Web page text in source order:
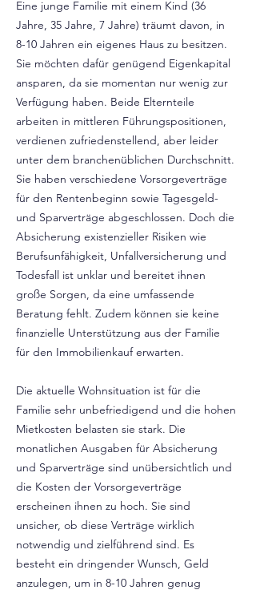
Eine junge Familie mit einem Kind (36
Jahre, 35 Jahre, 7 Jahre) träumt davon, in
8-10 Jahren ein eigenes Haus zu besitzen.
Sie möchten dafür genügend Eigenkapital
ansparen, da sie momentan nur wenig zur
Verfügung haben. Beide Elternteile
arbeiten in mittleren Führungspositionen,
verdienen zufriedenstellend, aber leider
unter dem branchenüblichen Durchschnitt.
Sie haben verschiedene Vorsorgeverträge
für den Rentenbeginn sowie Tagesgeld-
und Sparverträge abgeschlossen. Doch die
Absicherung existenzieller Risiken wie
Berufsunfähigkeit, Unfallversicherung und
Todesfall ist unklar und bereitet ihnen
große Sorgen, da eine umfassende
Beratung fehlt. Zudem können sie keine
finanzielle Unterstützung aus der Familie
für den Immobilienkauf erwarten.
Die aktuelle Wohnsituation ist für die
Familie sehr unbefriedigend und die hohen
Mietkosten belasten sie stark. Die
monatlichen Ausgaben für Absicherung
und Sparverträge sind unübersichtlich und
die Kosten der Vorsorgeverträge
erscheinen ihnen zu hoch. Sie sind
unsicher, ob diese Verträge wirklich
notwendig und zielführend sind. Es
besteht ein dringender Wunsch, Geld
anzulegen, um in 8-10 Jahren genug